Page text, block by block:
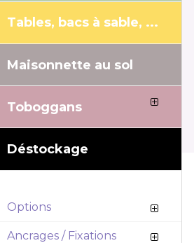
Tables, bacs à sable, ...
Maisonnette au sol
Toboggans
Déstockage
Options
Ancrages / Fixations